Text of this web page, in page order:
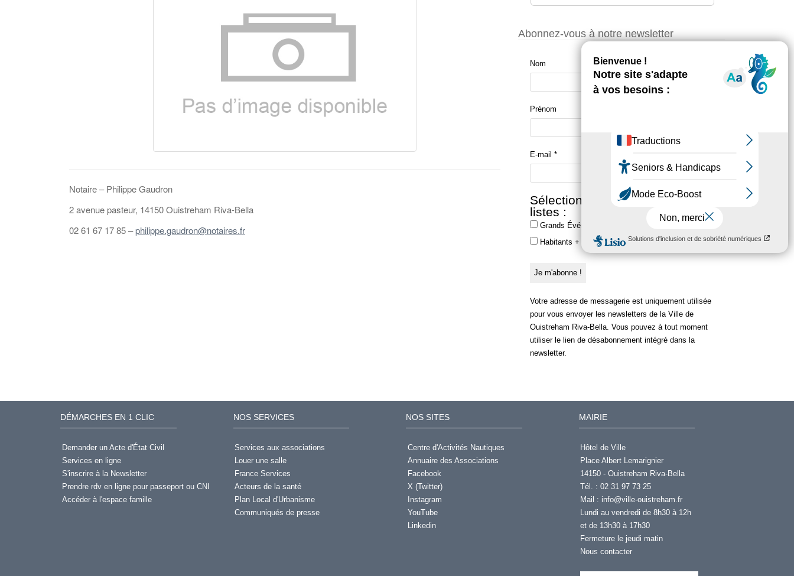
Notaire – Philippe Gaudron
2 avenue pasteur, 14150 Ouistreham Riva-Bella
02 61 67 17 85 –philippe.gaudron@notaires.fr
Abonnez-vous à notre newsletter
Nom
Prénom
E-mail *
Sélectionner une ou plusieurs
listes :
Grands Événements
Habitants + Grands Événements
Votre adresse de messagerie est uniquement utilisée
pour vous envoyer les newsletters de la Ville de
Ouistreham Riva-Bella. Vous pouvez à tout moment
utiliser le lien de désabonnement intégré dans la
newsletter.
DÉMARCHES EN 1 CLIC
Demander un Acte d'État Civil
Services en ligne
S'inscrire à la Newsletter
Prendre rdv en ligne pour passeport ou CNI
Accéder à l'espace famille
NOS SERVICES
Services aux associations
Louer une salle
France Services
Acteurs de la santé
Plan Local d'Urbanisme
Communiqués de presse
NOS SITES
Centre d'Activités Nautiques
Annuaire des Associations
Facebook
X (Twitter)
Instagram
YouTube
Linkedin
MAIRIE
Hôtel de Ville
Place Albert Lemarignier
14150 - Ouistreham Riva-Bella
Tél. : 02 31 97 73 25
Mail : info@ville-ouistreham.fr
Lundi au vendredi de 8h30 à 12h
et de 13h30 à 17h30
Fermeture le jeudi matin
Nous contacter